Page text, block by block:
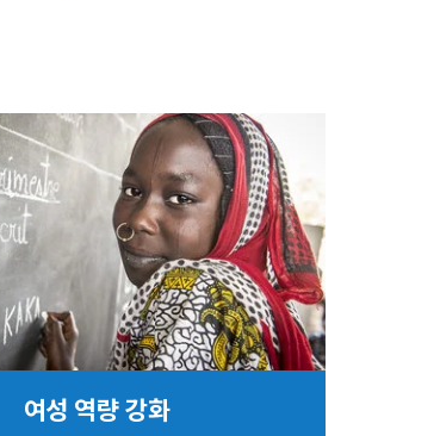
여성 역량 강화